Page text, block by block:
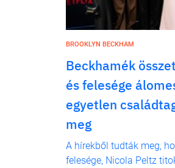
BROOKLYN BECKHAM
Beckhamék
és felesége
egyetlen
meg
A hírekből tudták meg,
felesége, Nicola Peltz